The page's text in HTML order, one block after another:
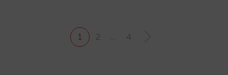
1 2 4